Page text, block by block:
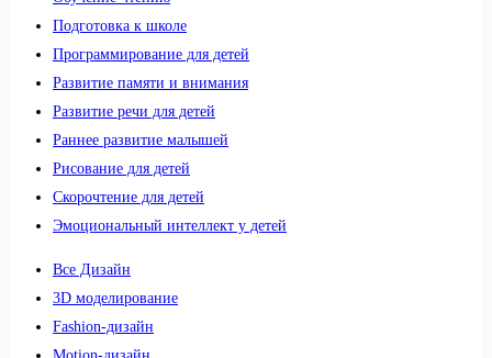
Подготовка к школе
Программирование для детей
Развитие памяти и внимания
Развитие речи для детей
Раннее развитие малышей
Рисование для детей
Скорочтение для детей
Эмоциональный интеллект у детей
Все Дизайн
3D моделирование
Fashion-дизайн